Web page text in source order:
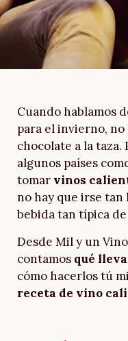
Cuando hablamos
para el invierno,
chocolate a la taza.
algunos países
tomar vinos
no hay que irse
bebida tan típica
Desde Mil y un
contamos qué
cómo hacerlos tú
receta de vino